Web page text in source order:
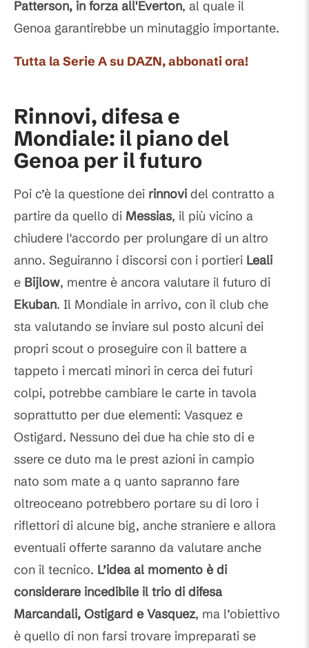
Patterson, in forza all'Everton, al quale il
Genoa garantirebbe un minutaggio importante.
Tutta la Serie A su DAZN, abbonati ora!
Rinnovi, difesa e
Mondiale: il piano del
Genoa per il futuro
Poi c’è la questione dei rinnovi del contratto a
partire da quello di Messias, il più vicino a
chiudere l'accordo per prolungare di un altro
anno. Seguiranno i discorsi con i portieri Leali
e Bijlow, mentre è ancora valutare il futuro di
Ekuban. Il Mondiale in arrivo, con il club che
sta valutando se inviare sul posto alcuni dei
propri scout o proseguire con il battere a
tappeto i mercati minori in cerca dei futuri
colpi, potrebbe cambiare le carte in tavola
soprattutto per due elementi: Vasquez e
Ostigard. Nessuno dei due ha chie sto di e
ssere ce duto ma le prest azioni in campio
nato som mate a q uanto sapranno fare
oltreoceano potrebbero portare su di loro i
riflettori di alcune big, anche straniere e allora
eventuali offerte saranno da valutare anche
con il tecnico. L’idea al momento è di
considerare incedibile il trio di difesa
Marcandali, Ostigard e Vasquez, ma l’obiettivo
è quello di non farsi trovare impreparati se